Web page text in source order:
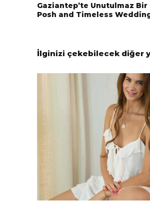
Gaziantep’te Unutulmaz Bir
Posh and Timeless
İlginizi çekebilecek diğer